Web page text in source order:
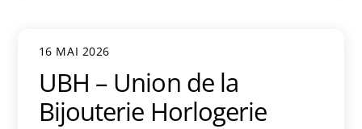
16 MAI 2026
UBH – Union de la
Bijouterie Horlogerie